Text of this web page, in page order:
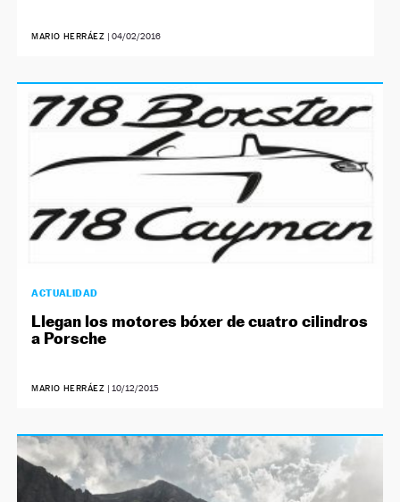
MARIO HERRÁEZ | 04/02/2016
ACTUALIDAD
Llegan los motores bóxer de cuatro cilindros
a Porsche
MARIO HERRÁEZ | 10/12/2015